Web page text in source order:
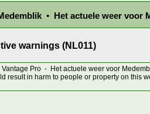
• Het actuele weer voor
warnings (NL011)
Pro - Het actuele weer voor
result in harm to people or property on this